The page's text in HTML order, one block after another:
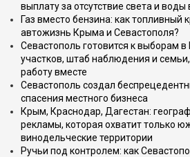
выплату за отсутствие света и
Газ вместо бензина: как топливный
автожизнь Крыма и Севастополя?
Севастополь готовится к выборам в
участков, штаб наблюдения и
работу вместе
Севастополь создал
спасения местного бизнеса
Крым, Краснодар, Дагестан:
рекламы, которая охватит только
винодельческие территории
Ручьи под контролем: как